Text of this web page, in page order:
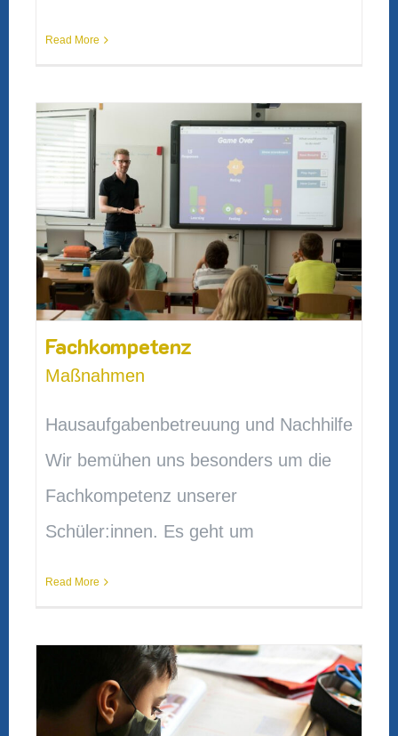
Read More
Fachkompetenz
Maßnahmen
Hausaufgabenbetreuung und Nachhilfe
Wir bemühen uns besonders um die
Fachkompetenz unserer
Schüler:innen. Es geht um
Read More